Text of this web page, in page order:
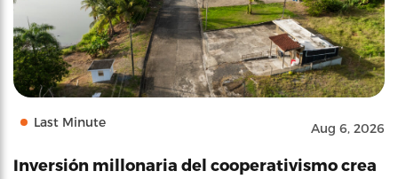
Last Minute Aug 6, 2026
Inversión millonaria del cooperativismo crea